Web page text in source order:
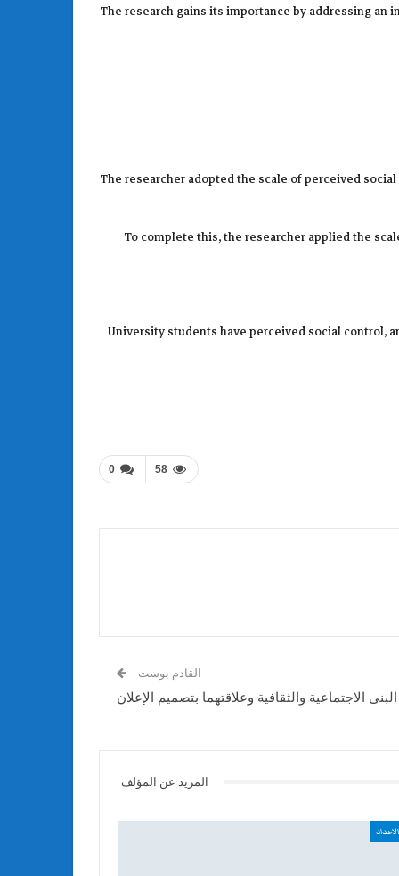
The research gains its importance by addressing
The researcher adopted the scale of perceived
To complete this, the researcher applied the
University students have perceived social control,
0 58
القادم بوست
البنى الاجتماعية والثقافية وعلاقتهما بتصميم الإعلان
المزيد عن المؤلف